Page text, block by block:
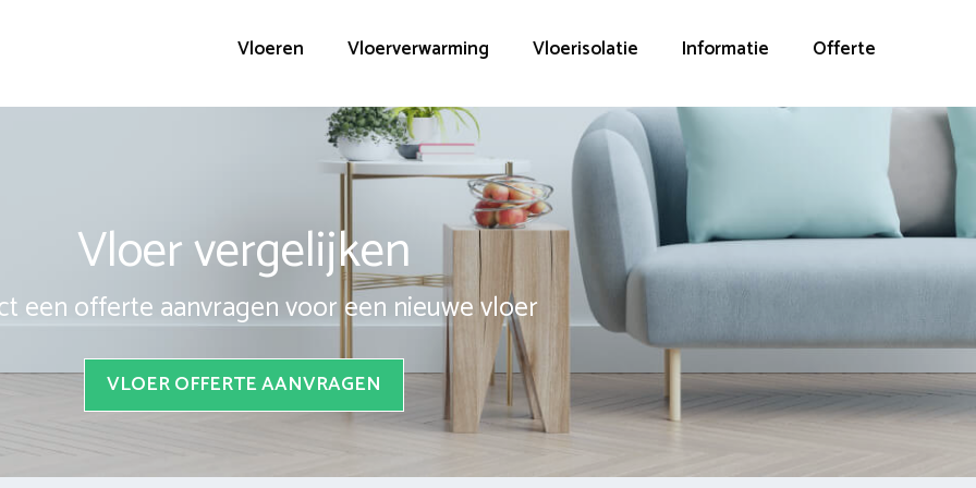
Vloeren Vloerverwarming Vloerisolatie Informatie Offerte
Vloer vergelijken
een offerte aanvragen voor een nieuwe vloer
VLOER OFFERTE AANVRAGEN